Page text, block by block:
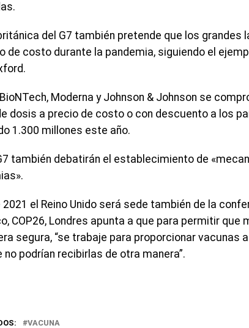
del G7 también pretende que los grandes
de costo durante la pandemia, siguiendo el
Moderna y Johnson & Johnson se
dosis a precio de costo o con descuento a los
1.300 millones este año.
también debatirán el establecimiento de
el Reino Unido será sede también de la
COP26, Londres apunta a que para permitir que
segura, “se trabaje para proporcionar vacunas
podrían recibirlas de otra manera”.
VACUNA